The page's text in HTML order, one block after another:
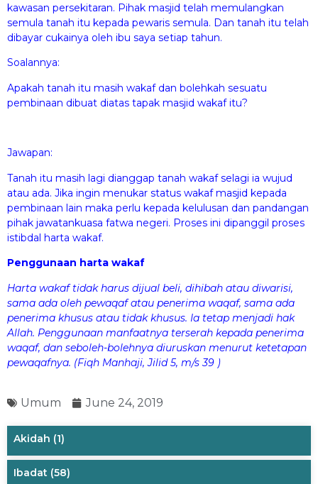
kawasan persekitaran. Pihak masjid telah memulangkan
semula tanah itu kepada pewaris semula. Dan tanah itu telah
dibayar cukainya oleh ibu saya setiap tahun.
Soalannya:
Apakah tanah itu masih wakaf dan bolehkah sesuatu
pembinaan dibuat diatas tapak masjid wakaf itu?
Jawapan:
Tanah itu masih lagi dianggap tanah wakaf selagi ia wujud
atau ada. Jika ingin menukar status wakaf masjid kepada
pembinaan lain maka perlu kepada kelulusan dan pandangan
pihak jawatankuasa fatwa negeri. Proses ini dipanggil proses
istibdal harta wakaf.
Penggunaan harta wakaf
Harta wakaf tidak harus dijual beli, dihibah atau diwarisi,
sama ada oleh pewaqaf atau penerima waqaf, sama ada
penerima khusus atau tidak khusus. Ia tetap menjadi hak
Allah. Penggunaan manfaatnya terserah kepada penerima
waqaf, dan seboleh-bolehnya diuruskan menurut ketetapan
pewaqafnya. (Fiqh Manhaji, Jilid 5, m/s 39 )
Umum June 24, 2019
Akidah (1)
Ibadat (58)